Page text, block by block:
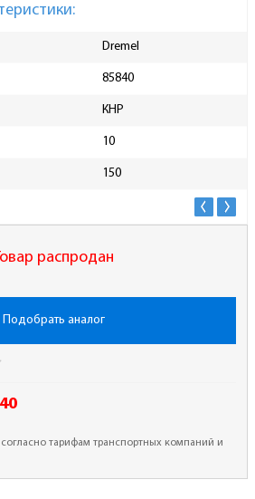
Dremel
85840
КНР
10
150
распродан
Подобрать аналог
тарифам транспортных компаний и